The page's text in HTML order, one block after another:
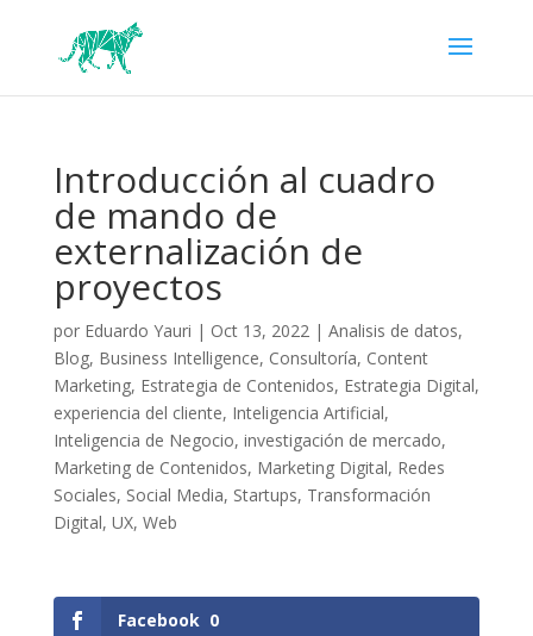
Introducción al cuadro
de mando de
externalización de
proyectos
por Eduardo Yauri | Oct 13, 2022| Analisis de datos,
Blog, Business Intelligence, Consultoría, Content
Marketing, Estrategia de Contenidos, Estrategia Digital,
experiencia del cliente, Inteligencia Artificial,
Inteligencia de Negocio, investigación de mercado,
Marketing de Contenidos, Marketing Digital, Redes
Sociales, Social Media, Startups, Transformación
Digital, UX, Web
Facebook 0